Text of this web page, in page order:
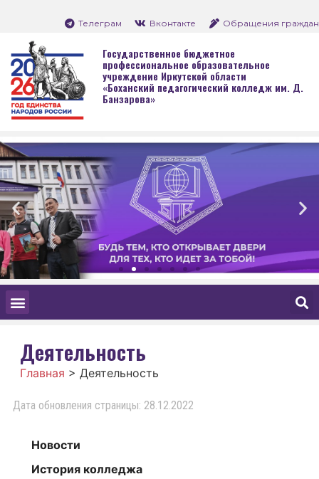
Телеграм Вконтакте Обращения граждан
Государственное бюджетное
профессиональное образовательное
учреждение Иркутской области
«Боханский педагогический колледж им. Д.
Банзарова»
колледж
Деятельность
Главная > Деятельность
Дата обновления страницы: 28.12.2022
Новости
История колледжа